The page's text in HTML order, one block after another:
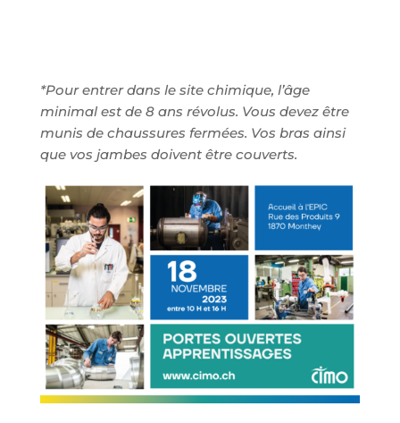
*Pour entrer dans le site chimique, l’âge
minimal est de 8 ans révolus. Vous devez être
munis de chaussures fermées. Vos bras ainsi
que vos jambes doivent être couverts.